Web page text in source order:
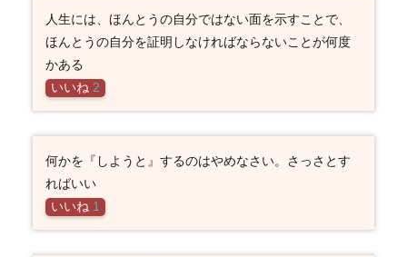
人生には、ほんとうの自分ではない面を示すことで、
ほんとうの自分を証明しなければならないことが何度
かある
いいね 2
何かを『しようと』するのはやめなさい。さっさとす
ればいい
いいね 1